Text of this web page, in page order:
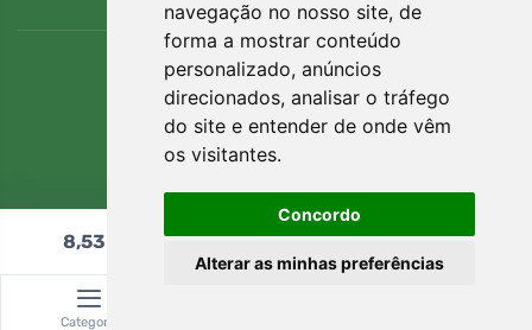
navegação no nosso site, de
forma a mostrar conteúdo
personalizado, anúncios
direcionados, analisar o tráfego
do site e entender de onde vêm
os visitantes.
Concordo
Alterar as minhas preferências
8,53 Adicionar ao carrinho
Categoria